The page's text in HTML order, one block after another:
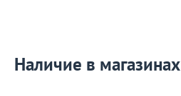
Наличие в магазинах